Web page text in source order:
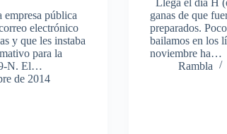
empresa pública
electrónico
y que les instaba
para la
9-N. El…
de 2014
ganas de que
preparados.
bailamos en los
noviembre ha…
Rambla